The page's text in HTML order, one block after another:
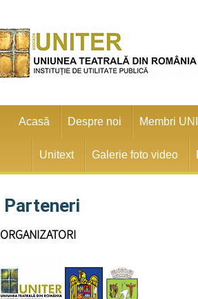
Acasă Despre noi Membri
Unitext Galerie foto video
Parteneri
ORGANIZATORI